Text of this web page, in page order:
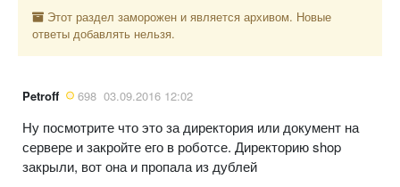
Этот раздел заморожен и является архивом. Новые
ответы добавлять нельзя.
Petroff 698 03.09.2016 12:02
Ну посмотрите что это за директория или документ на
сервере и закройте его в роботсе. Директорию shop
закрыли, вот она и пропала из дублей